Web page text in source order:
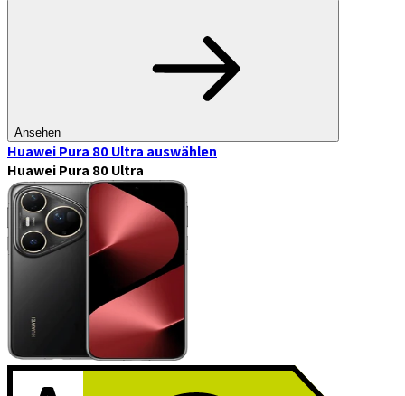
Ansehen
Huawei Pura 80 Ultra auswählen
Huawei Pura 80 Ultra